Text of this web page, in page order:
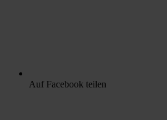
Auf Facebook teilen